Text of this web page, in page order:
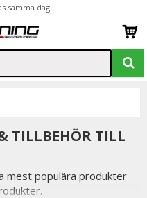
samma dag
TILLBEHÖR TILL
mest populära produkter